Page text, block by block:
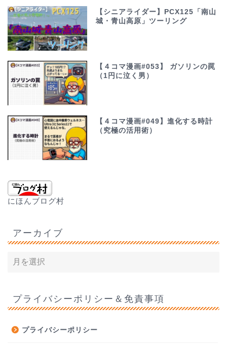
【シニアライダー】PCX125「南山
城・青山高原」ツーリング
【４コマ漫画#053】 ガソリンの罠
（1円に泣く男）
【４コマ漫画#049】進化する時計
（究極の活用術）
にほんブログ村
アーカイブ
プライバシーポリシー＆免責事項
プライバシーポリシー